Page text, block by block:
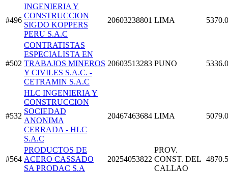
#496
INGENIERIA Y
CONSTRUCCION
SIGDO KOPPERS
PERU S.A.C
20603238801 LIMA
#502
CONTRATISTAS
ESPECIALISTA EN
TRABAJOS MINEROS
Y CIVILES S.A.C. -
CETRAMIN S.A.C
20603513283 PUNO
#532
HLC INGENIERIA Y
CONSTRUCCION
SOCIEDAD
ANONIMA
CERRADA - HLC
S.A.C
20467463684 LIMA
#564
PRODUCTOS DE
ACERO CASSADO
SA PRODAC S.A
20254053822
PROV.
CONST. DEL
CALLAO